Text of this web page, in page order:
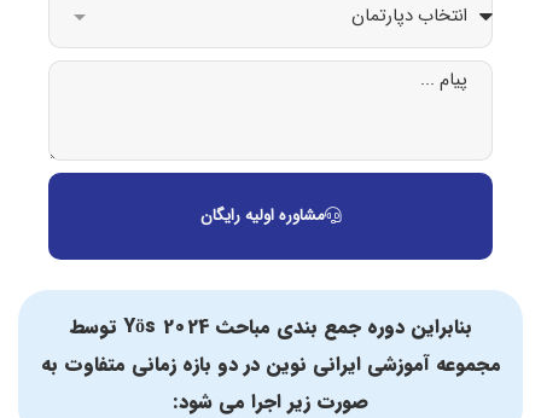
مشاوره اولیه رایگان
بنابراین دوره جمع بندی مباحث Yös 2024 توسط
مجموعه آموزشی ایرانی نوین در دو بازه زمانی متفاوت به
صورت زیر اجرا می شود: